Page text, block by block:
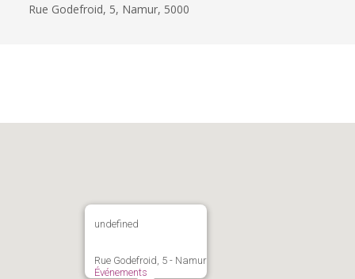
Rue Godefroid, 5, Namur, 5000
undefined
Rue Godefroid, 5 - Namur
Événements